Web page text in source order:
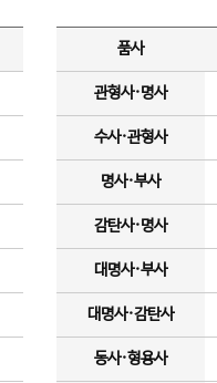
품사
관형사·명사
수사·관형사
명사·부사
감탄사·명사
대명사·부사
대명사·감탄사
동사·형용사